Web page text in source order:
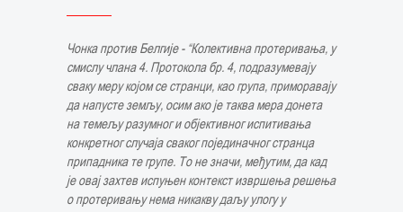
Чонка против Белгије - “Колективна протеривања, у
смислу члана 4. Протокола бр. 4, подразумевају
сваку меру којом се странци, као група, приморавају
да напусте земљу, осим ако је таква мера донета
на темељу разумног и објективног испитивања
конкретног случаја сваког појединачног странца
припадника те групе. Tо не значи, међутим, да кад
је овај захтев испуњенконтекст извршења решења
о протеривању нема никакву даљу улогу у